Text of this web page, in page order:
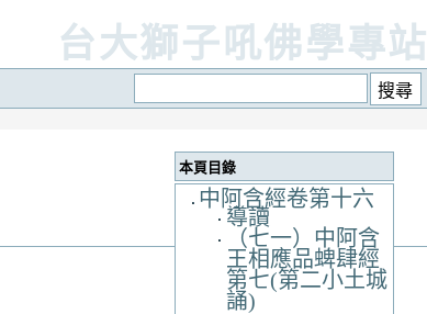
台大獅子吼佛學專站
本頁目錄
中阿含經卷第十六
導讀
（七一）中阿含
王相應品蜱肆經
第七(第二小土城
誦)